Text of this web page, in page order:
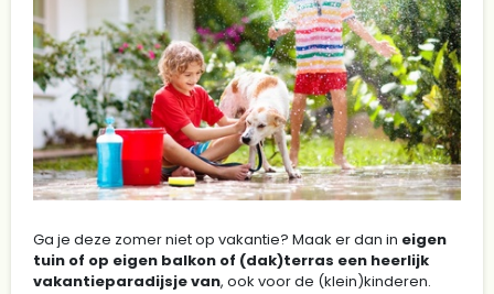
Ga je deze zomer niet op vakantie? Maak er dan in eigen
tuin of op eigen balkon of (dak)terras een heerlijk
vakantieparadijsje van, ook voor de (klein)kinderen.